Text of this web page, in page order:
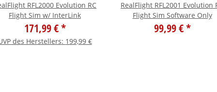
RFL2000 Evolution RC
Flight Sim w/ InterLink
171,99 €*
des Herstellers: 199,99 €
RealFlight RFL2001 Evolution
Flight Sim Software Only
99,99 €*